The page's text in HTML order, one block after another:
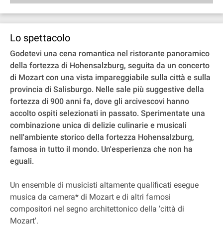
Lo spettacolo
Godetevi una cena romantica nel ristorante panoramico
della fortezza di Hohensalzburg, seguita da un concerto
di Mozart con una vista impareggiabile sulla città e sulla
provincia di Salisburgo. Nelle sale più suggestive della
fortezza di 900 anni fa, dove gli arcivescovi hanno
accolto ospiti selezionati in passato. Sperimentate una
combinazione unica di delizie culinarie e musicali
nell'ambiente storico della fortezza Hohensalzburg,
famosa in tutto il mondo. Un'esperienza che non ha
eguali.
Un ensemble di musicisti altamente qualificati esegue
musica da camera* di Mozart e di altri famosi
compositori nel segno architettonico della 'città di
Mozart'.